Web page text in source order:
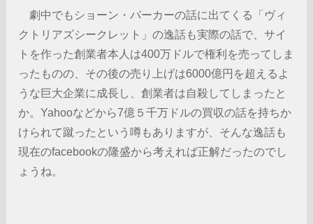
劇中でもショーン・パーカーの話に出てくる「ヴィ
クトリアズシークレット」の逸話も実際の話で、サイ
トを作った創業者本人は400万ドルで権利を売ってしま
ったものの、その後の売り上げは6000億円を超えるよ
うな巨大企業に成長し、創業者は自殺してしまったと
か。Yahooなどから7億５千万ドルの買収の話を持ちか
けられて蹴ったという噂もありますが、そんな逸話も
現在のfacebookの隆盛から考えれば正解だったのでし
ょうね。